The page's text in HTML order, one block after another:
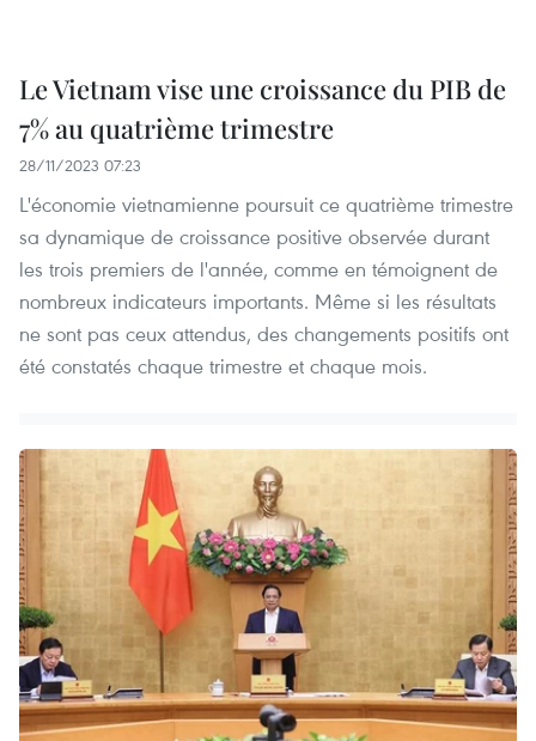
Le Vietnam vise une croissance du PIB de
7% au quatrième trimestre
28/11/2023 07:23
L'économie vietnamienne poursuit ce quatrième trimestre
sa dynamique de croissance positive observée durant
les trois premiers de l'année, comme en témoignent de
nombreux indicateurs importants. Même si les résultats
ne sont pas ceux attendus, des changements positifs ont
été constatés chaque trimestre et chaque mois.